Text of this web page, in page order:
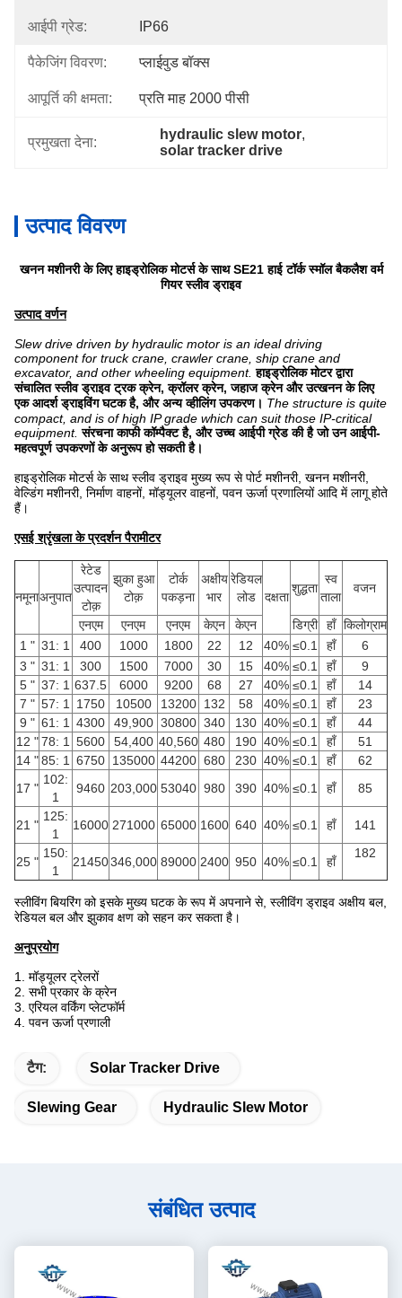
आईपी ​​ग्रेड: IP66
पैकेजिंग विवरण: प्लाईवुड बॉक्स
आपूर्ति की क्षमता: प्रति माह 2000 पीसी
प्रमुखता देना:
hydraulic slew motor,
solar tracker drive
उत्पाद विवरण
खनन मशीनरी के लिए हाइड्रोलिक मोटर्स के साथ SE21 हाई टॉर्क स्मॉल बैकलैश वर्म
गियर स्लीव ड्राइव
उत्पाद वर्णन
Slew drive driven by hydraulic motor is an ideal driving
component for truck crane, crawler crane, ship crane and
excavator, and other wheeling equipment. हाइड्रोलिक मोटर द्वारा
संचालित स्लीव ड्राइव ट्रक क्रेन, क्रॉलर क्रेन, जहाज क्रेन और उत्खनन के लिए
एक आदर्श ड्राइविंग घटक है, और अन्य व्हीलिंग उपकरण। The structure is quite
compact, and is of high IP grade which can suit those IP-critical
equipment. संरचना काफी कॉम्पैक्ट है, और उच्च आईपी ग्रेड की है जो उन आईपी-
महत्वपूर्ण उपकरणों के अनुरूप हो सकती है।
हाइड्रोलिक मोटर्स के साथ स्लीव ड्राइव मुख्य रूप से पोर्ट मशीनरी, खनन मशीनरी,
वेल्डिंग मशीनरी, निर्माण वाहनों, मॉड्यूलर वाहनों, पवन ऊर्जा प्रणालियों आदि में लागू होते
हैं।
एसई श्रृंखला के प्रदर्शन पैरामीटर
नमूनाअनुपात
रेटेड
उत्पादन
टोक़
झुका हुआ
टोक़
टोर्क
पकड़ना
अक्षीय
भार
रेडियल
लोड
दक्षता
शुद्धता
स्व
ताला
वजन
एनएम एनएम एनएम केएन केएन डिग्री हाँ किलोग्राम
1 " 31: 1 400 1000 1800 22 12 40% ≤0.1 हाँ
6
3 " 31: 1 300 1500 7000 30 15 40% ≤0.1 हाँ
9
5 " 37: 1 637.5 6000 9200 68 27 40% ≤0.1 हाँ
14
7 " 57: 1 1750 10500 13200 132 58 40% ≤0.1 हाँ
23
9 " 61: 1 4300 49,900 30800 340 130 40% ≤0.1 हाँ
44
12 " 78: 1 5600 54,400 40,560 480 190 40% ≤0.1 हाँ
51
14 " 85: 1 6750 135000 44200 680 230 40% ≤0.1 हाँ
62
17 "
102:
1
9460 203,000 53040 980 390 40% ≤0.1 हाँ 85
21 "
125:
1
16000 271000 65000 1600 640 40% ≤0.1 हाँ 141
25 "
150:
1
21450346,000 89000 2400 950 40% ≤0.1 हाँ
182
स्लीविंग बियरिंग को इसके मुख्य घटक के रूप में अपनाने से, स्लीविंग ड्राइव अक्षीय बल,
रेडियल बल और झुकाव क्षण को सहन कर सकता है।
अनुप्रयोग
1. मॉड्यूलर ट्रेलरों
2. सभी प्रकार के क्रेन
3. एरियल वर्किंग प्लेटफॉर्म
4. पवन ऊर्जा प्रणाली
टैग: Solar Tracker Drive
Slewing Gear Hydraulic Slew Motor
संबंधित उत्पाद